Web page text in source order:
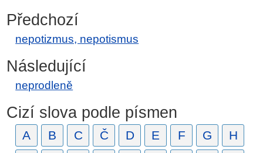
Předchozí
nepotizmus, nepotismus
Následující
neprodleně
Cizí slova podle písmen
A B C Č D E F G
H